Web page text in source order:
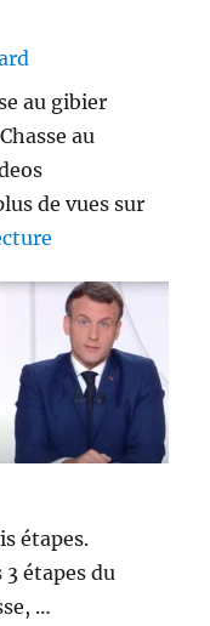
au gibier
au
de vues sur
étapes.
3 étapes du
…